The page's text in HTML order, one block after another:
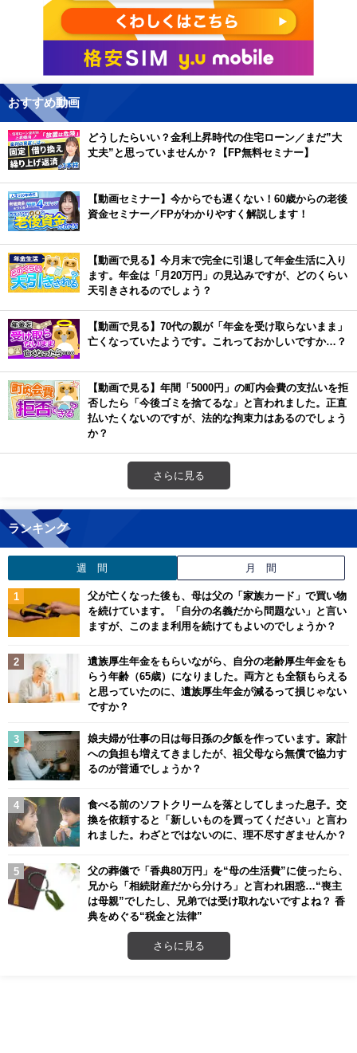
おすすめ動画
どうしたらいい？金利上昇時代の住宅ローン／まだ”大
丈夫”と思っていませんか？【FP無料セミナー】
【動画セミナー】今からでも遅くない！60歳からの老後
資金セミナー／FPがわかりやすく解説します！
【動画で見る】今月末で完全に引退して年金生活に入り
ます。年金は「月20万円」の見込みですが、どのくらい
天引きされるのでしょう？
【動画で見る】70代の親が「年金を受け取らないまま」
亡くなっていたようです。これっておかしいですか…？
【動画で見る】年間「5000円」の町内会費の支払いを拒
否したら「今後ゴミを捨てるな」と言われました。正直
払いたくないのですが、法的な拘束力はあるのでしょう
か？
さらに見る
ランキング
週 間 月 間
父が亡くなった後も、母は父の「家族カード」で買い物
を続けています。「自分の名義だから問題ない」と言い
ますが、このまま利用を続けてもよいのでしょうか？
遺族厚生年金をもらいながら、自分の老齢厚生年金をも
らう年齢（65歳）になりました。両方とも全額もらえる
と思っていたのに、遺族厚生年金が減るって損じゃない
ですか？
娘夫婦が仕事の日は毎日孫の夕飯を作っています。家計
への負担も増えてきましたが、祖父母なら無償で協力す
るのが普通でしょうか？
食べる前のソフトクリームを落としてしまった息子。交
換を依頼すると「新しいものを買ってください」と言わ
れました。わざとではないのに、理不尽すぎませんか？
父の葬儀で「香典80万円」を“母の生活費”に使ったら、
兄から「相続財産だから分けろ」と言われ困惑…“喪主
は母親”でしたし、兄弟では受け取れないですよね？ 香
典をめぐる“税金と法律”
さらに見る